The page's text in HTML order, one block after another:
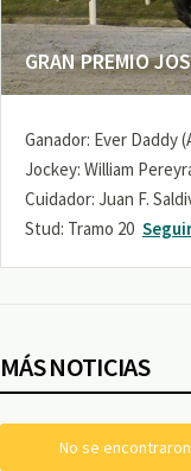
GRAN PREMIO
Ganador: Ever Daddy
Jockey: William
Cuidador: Juan F.
Stud: Tramo 20
MÁS NOTICIAS
No se